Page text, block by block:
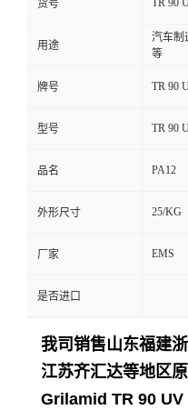
言
货号 TR 90
用途
汽车制
等
牌号 TR 90
型号 TR 90
品名 PA12
外形尺寸 25/KG
厂家 EMS
是否进口
我司销售山东福建
江苏齐汇达等地区
Grilamid TR 90 UV